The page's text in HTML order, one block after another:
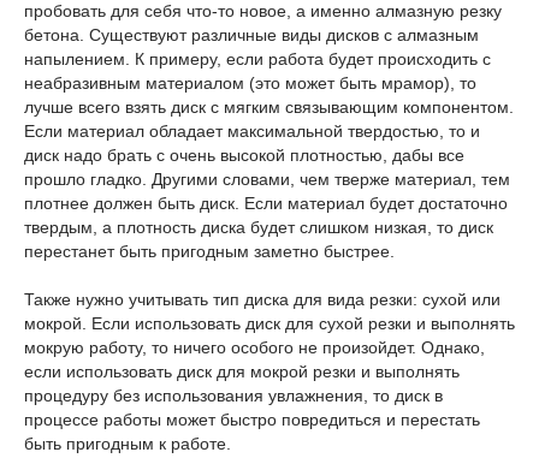
пробовать для себя что-то новое, а именно алмазную резку
бетона. Существуют различные виды дисков с алмазным
напылением. К примеру, если работа будет происходить с
неабразивным материалом (это может быть мрамор), то
лучше всего взять диск с мягким связывающим компонентом.
Если материал обладает максимальной твердостью, то и
диск надо брать с очень высокой плотностью, дабы все
прошло гладко. Другими словами, чем тверже материал, тем
плотнее должен быть диск. Если материал будет достаточно
твердым, а плотность диска будет слишком низкая, то диск
перестанет быть пригодным заметно быстрее.
Также нужно учитывать тип диска для вида резки: сухой или
мокрой. Если использовать диск для сухой резки и выполнять
мокрую работу, то ничего особого не произойдет. Однако,
если использовать диск для мокрой резки и выполнять
процедуру без использования увлажнения, то диск в
процессе работы может быстро повредиться и перестать
быть пригодным к работе.